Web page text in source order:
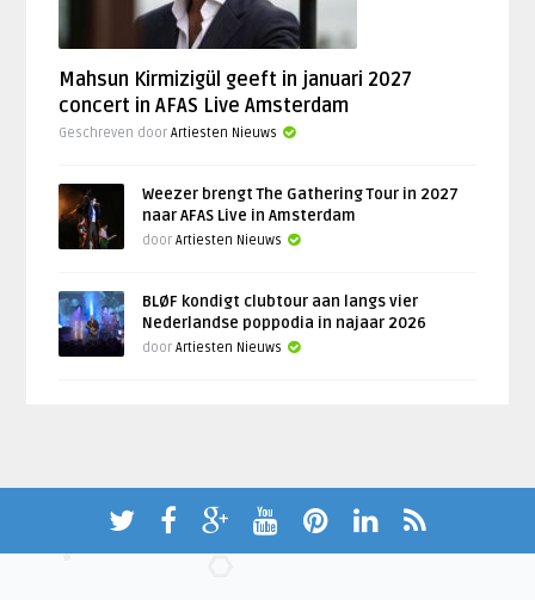
Mahsun Kirmizigül geeft in januari 2027
concert in AFAS Live Amsterdam
Geschreven doorArtiesten Nieuws
Weezer brengt The Gathering Tour in 2027
naar AFAS Live in Amsterdam
doorArtiesten Nieuws
BLØF kondigt clubtour aan langs vier
Nederlandse poppodia in najaar 2026
doorArtiesten Nieuws